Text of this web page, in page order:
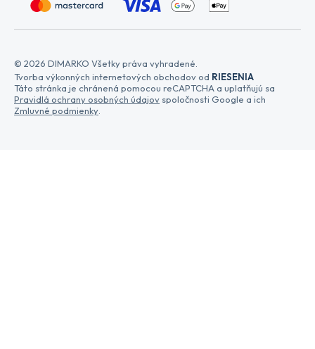
© 2026 DIMARKO Všetky práva vyhradené.
Tvorba výkonných internetových obchodov od RIESENIA
Táto stránka je chránená pomocou reCAPTCHA a uplatňujú sa
Pravidlá ochrany osobných údajov spoločnosti Google a ich
Zmluvné podmienky